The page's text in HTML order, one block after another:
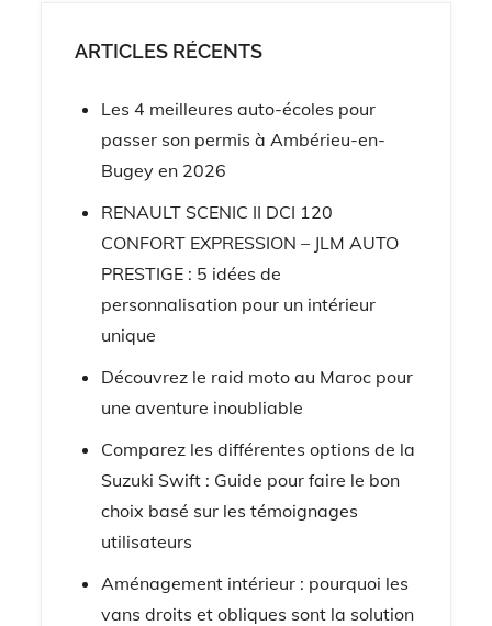
ARTICLES RÉCENTS
Les 4 meilleures auto-écoles pour
passer son permis à Ambérieu-en-
Bugey en 2026
RENAULT SCENIC II DCI 120
CONFORT EXPRESSION – JLM AUTO
PRESTIGE : 5 idées de
personnalisation pour un intérieur
unique
Découvrez le raid moto au Maroc pour
une aventure inoubliable
Comparez les différentes options de la
Suzuki Swift : Guide pour faire le bon
choix basé sur les témoignages
utilisateurs
Aménagement intérieur : pourquoi les
vans droits et obliques sont la solution